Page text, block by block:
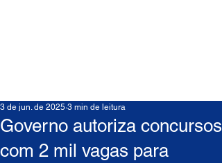
Governo autoriza concursos
com 2 mil vagas para
3 de jun. de 2025 3 min de leitura